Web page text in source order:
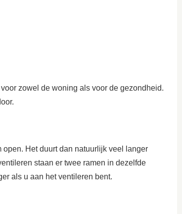
zowel de woning als voor de gezondheid.
Het duurt dan natuurlijk veel langer
staan er twee ramen in dezelfde
als u aan het ventileren bent.